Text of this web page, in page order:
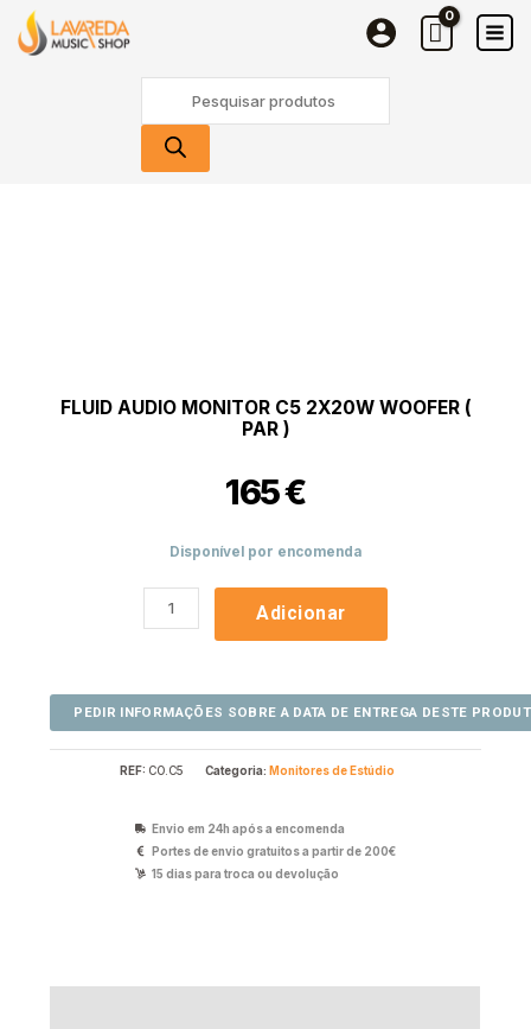
content
search
FLUID AUDIO MONITOR C5 2X20W WOOFER (
PAR )
165€
Disponível por encomenda
(
PAR
Adicionar
REF: CO.C5 Categoria: Monitores de Estúdio
Envio em 24h após a encomenda
Portes de envio gratuitos a partir de 200€
15 dias para troca ou devolução
(
PAR
)